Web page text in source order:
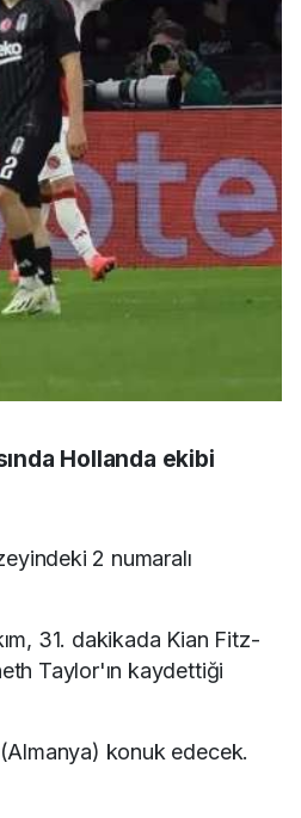
Hollanda ekibi
2 numaralı
31. dakikada Kian Fitz-
Taylor'ın kaydettiği
konuk edecek.